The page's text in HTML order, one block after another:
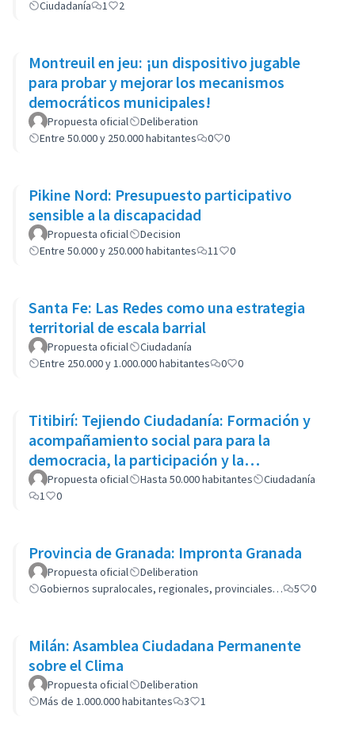
Ciudadanía
1 2
Montreuil en jeu: ¡un dispositivo jugable
para probar y mejorar los mecanismos
democráticos municipales!
Propuesta oficial
Deliberation
Entre 50.000 y 250.000 habitantes
0 0
Pikine Nord: Presupuesto participativo
sensible a la discapacidad
Propuesta oficial
Decision
Entre 50.000 y 250.000 habitantes
11 0
Santa Fe: Las Redes como una estrategia
territorial de escala barrial
Propuesta oficial
Ciudadanía
Entre 250.000 y 1.000.000 habitantes
0 0
Titibirí: Tejiendo Ciudadanía: Formación y
acompañamiento social para para la
democracia, la participación y la
reconciliación
Propuesta oficial Hasta 50.000 habitantes
Ciudadanía
1
0
Provincia de Granada: Impronta Granada
Propuesta oficial
Deliberation
Gobiernos supralocales, regionales, provinciales…
5 0
Milán: Asamblea Ciudadana Permanente
sobre el Clima
Propuesta oficial
Deliberation
Más de 1.000.000 habitantes
3 1